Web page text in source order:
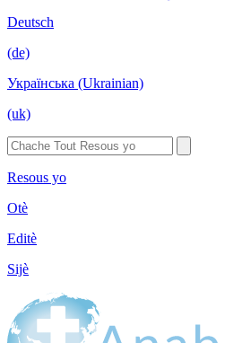
Deutsch
(de)
Українська (Ukrainian)
(uk)
Resous yo
Otè
Editè
Sijè